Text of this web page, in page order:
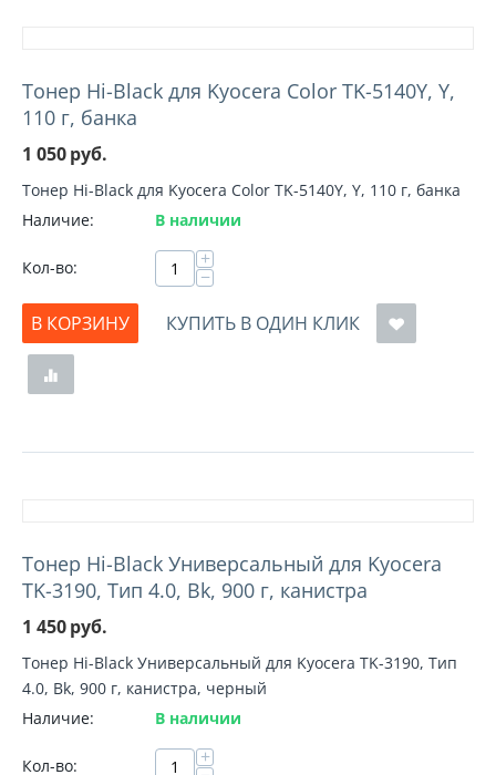
Тонер Hi-Black для Kyocera Color TK-5140Y, Y,
110 г, банка
1 050руб.
Тонер Hi-Black для Kyocera Color TK-5140Y, Y, 110 г, банка
Наличие:
В наличии
Кол-во: +
−
В КОРЗИНУ
КУПИТЬ В ОДИН КЛИК
Тонер Hi-Black Универсальный для Kyocera
TK-3190, Тип 4.0, Bk, 900 г, канистра
1 450руб.
Тонер Hi-Black Универсальный для Kyocera TK-3190, Тип
4.0, Bk, 900 г, канистра, черный
Наличие:
В наличии
Кол-во: +